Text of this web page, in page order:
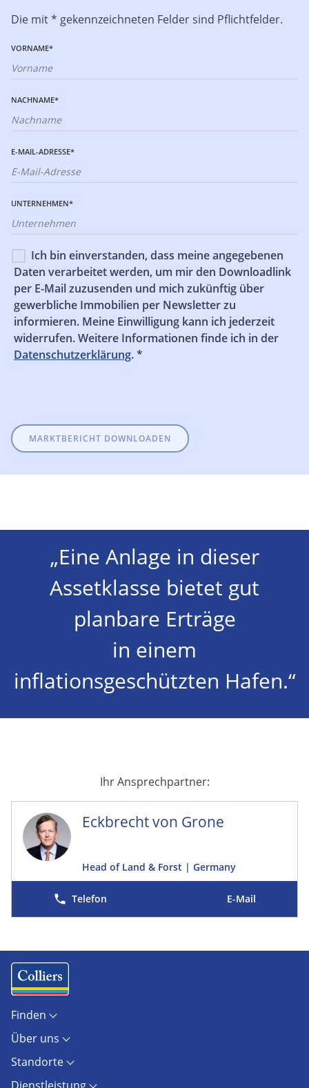
Die mit * gekennzeichneten Felder sind Pflichtfelder.
VORNAME*
NACHNAME*
E-MAIL-ADRESSE*
UNTERNEHMEN*
Ich bin einverstanden, dass meine angegebenen
Daten verarbeitet werden, um mir den Downloadlink
per E-Mail zuzusenden und mich zukünftig über
gewerbliche Immobilien per Newsletter zu
informieren. Meine Einwilligung kann ich jederzeit
widerrufen. Weitere Informationen finde ich in der
Datenschutzerklärung. *
„Eine Anlage in dieser
Assetklasse bietet gut
planbare Erträge
in einem
inflationsgeschützten Hafen.“
Ihr Ansprechpartner:
Eckbrecht von Grone
Head of Land & Forst | Germany
E-Mail
Finden
Objekte
Standorte
Marktberichte
Immobilienlexikon
AGB
Über uns
Unternehmen
Standorte